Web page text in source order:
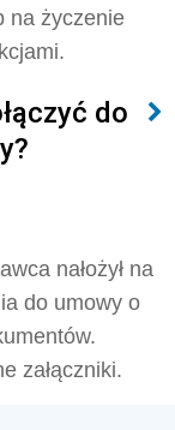
na życzenie
do
nałożył na
do umowy o
załączniki.